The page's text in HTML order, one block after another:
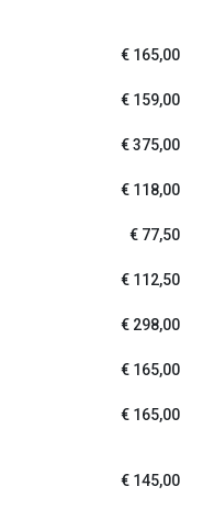
€ 165,00
€ 159,00
€375,00
€ 118,00
€ 77,50
€ 112,50
€ 298,00
€ 165,00
€ 165,00
€ 145,00